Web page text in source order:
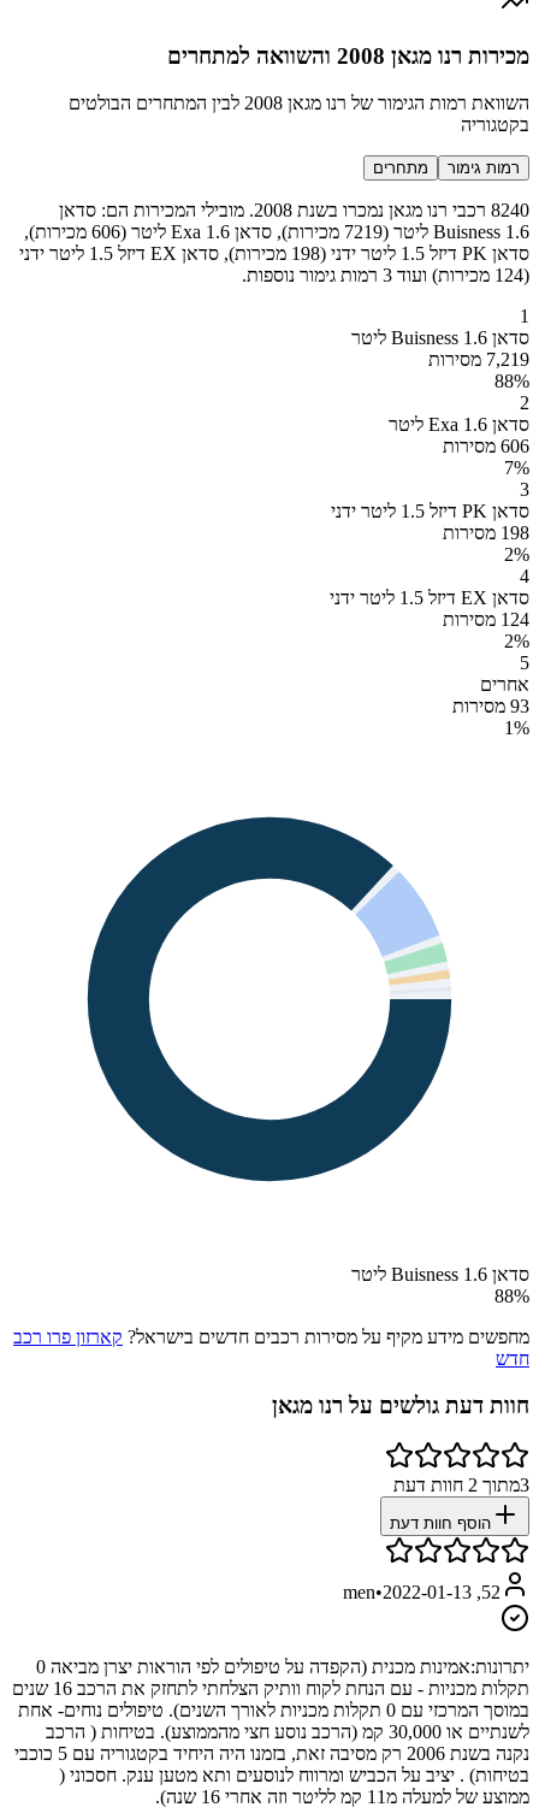
מכירות רנו מגאן 2008 והשוואה למתחרים
השוואת רמות הגימור של רנו מגאן 2008 לבין המתחרים הבולטים
בקטגוריה
רמות גימור מתחרים
8240 רכבי רנו מגאן נמכרו בשנת 2008. מובילי המכירות הם: סדאן
Buisness 1.6 ליטר (7219 מכירות), סדאן Exa 1.6 ליטר (606 מכירות),
סדאן PK דיזל 1.5 ליטר ידני (198 מכירות), סדאן EX דיזל 1.5 ליטר ידני
(124 מכירות) ועוד 3 רמות גימור נוספות.
1
סדאן Buisness 1.6 ליטר
7,219 מסירות
88%
2
סדאן Exa 1.6 ליטר
606 מסירות
7%
3
סדאן PK דיזל 1.5 ליטר ידני
198 מסירות
2%
4
סדאן EX דיזל 1.5 ליטר ידני
124 מסירות
2%
5
אחרים
93 מסירות
1%
סדאן Buisness 1.6 ליטר
88%
מחפשים מידע מקיף על מסירות רכבים חדשים בישראל? קארזון פרו רכב
חדש
חוות דעת גולשים על רנו מגאן
3מתוך 2 חוות דעת
הוסף חוות דעת
52, men
•2022-01-13
יתרונות:
אמינות מכנית (הקפדה על טיפולים לפי הוראות יצרן מביאה 0
תקלות מכניות - עם הנחת לקוח וותיק הצלחתי לתחזק את הרכב 16 שנים
במוסך המרכזי עם 0 תקלות מכניות לאורך השנים). טיפולים נוחים- אחת
לשנתיים או 30,000 קמ (הרכב נוסע חצי מהממוצע). בטיחות ( הרכב
נקנה בשנת 2006 רק מסיבה זאת, בזמנו היה היחיד בקטגוריה עם 5 כוכבי
בטיחות) . יציב על הכביש ומרווח לנוסעים ותא מטען ענק. חסכוני (
ממוצע של למעלה מ11 קמ לליטר וזה אחרי 16 שנה).